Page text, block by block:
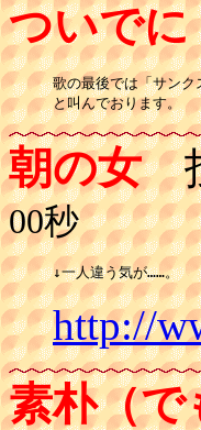
ついでに
歌の最後では「サンク
と叫んでおります。
朝の女
00秒
↓一人違う気が……。
http://
素朴（で